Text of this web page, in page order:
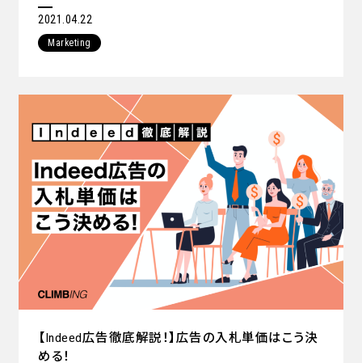
2021.04.22
Marketing
【Indeed広告徹底解説！】広告の入札単価はこう決
める！